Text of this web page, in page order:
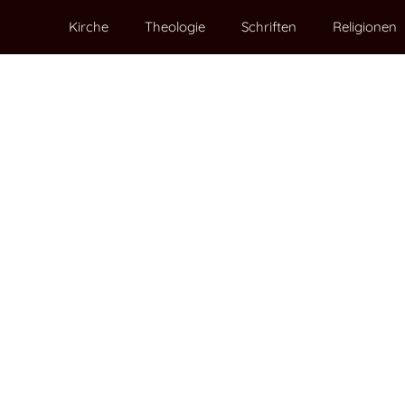
Kirche Theologie Schriften Religionen